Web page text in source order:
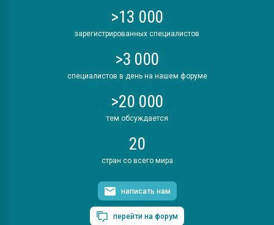
>13 000
зарегистрированных специалистов
>3 000
специалистов в день на нашем форуме
>20 000
тем обсуждается
20
стран со всего мира
написать нам
перейти на форум